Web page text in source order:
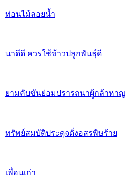
ท่อนไม้ลอยน้ำ
นาดีดี ควรใช้ข้าวปลูกพันธุ์ดี
ยามคับขันย่อมปรารถนาผู้กล้าหาญ
ทรัพย์สมบัติประดุจดั่งอสรพิษร้าย
เพื่อนเก่า